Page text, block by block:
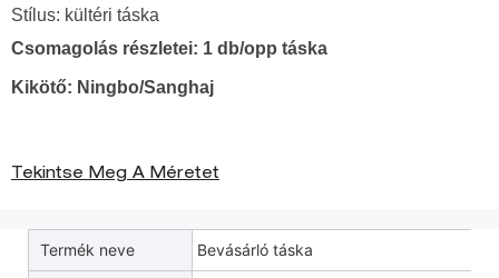
Stílus: kültéri táska
Csomagolás részletei: 1 db/opp táska
Kikötő: Ningbo/Sanghaj
Tekintse Meg A Méretet
Termék neve Bevásárló táska